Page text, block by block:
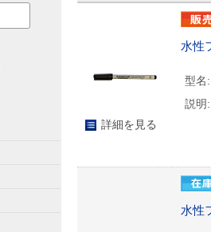
詳細を見る
水性
型名:
説明:
水性